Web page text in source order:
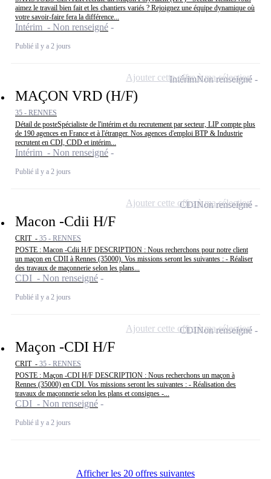
aimez le travail bien fait et les chantiers variés ? Rejoignez une équipe dynamique où
votre savoir-faire fera la différence...
Intérim - Non renseigné
Publié il y a 2 jours
MAÇON VRD (H/F)
35 - RENNES
Détail de posteSpécialiste de l'intérim et du recrutement par secteur, LIP compte plus
de 190 agences en France et à l'étranger. Nos agences d'emploi BTP & Industrie
recrutent en CDI, CDD et intérim...
Intérim - Non renseigné
Publié il y a 2 jours
IntérimNon renseigné
Ajouter cette offre à ma sélection
Macon -Cdii H/F
CRIT - 35 - RENNES
POSTE : Macon -Cdii H/F DESCRIPTION : Nous recherchons pour notre client
un maçon en CDII à Rennes (35000). Vos missions seront les suivantes : - Réaliser
des travaux de maçonnerie selon les plans...
CDI - Non renseigné
Publié il y a 2 jours
CDINon renseigné
Ajouter cette offre à ma sélection
Maçon -CDI H/F
CRIT - 35 - RENNES
POSTE : Maçon -CDI H/F DESCRIPTION : Nous recherchons un maçon à
Rennes (35000) en CDI. Vos missions seront les suivantes : - Réalisation des
travaux de maçonnerie selon les plans et consignes -...
CDI - Non renseigné
Publié il y a 2 jours
CDINon renseigné
Ajouter cette offre à ma sélection
Afficher les 20 offres suivantes